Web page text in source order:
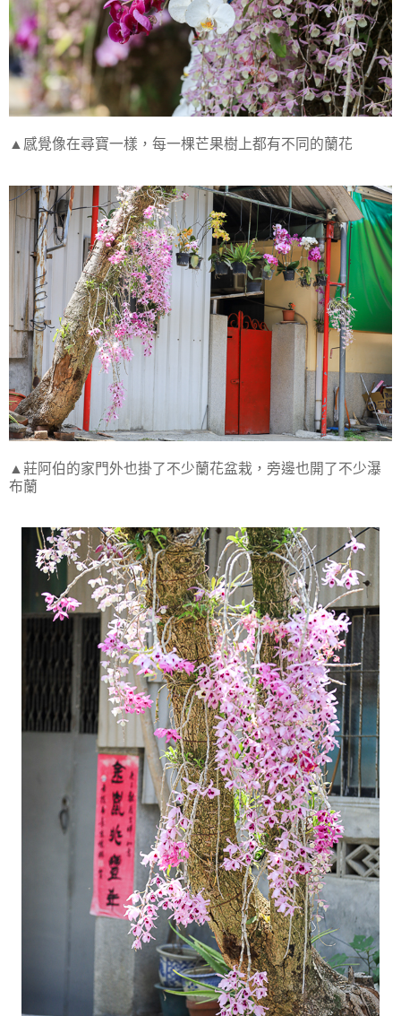
▲感覺像在尋寶一樣，每一棵芒果樹上都有不同的蘭花
▲莊阿伯的家門外也掛了不少蘭花盆栽，旁邊也開了不少瀑
布蘭